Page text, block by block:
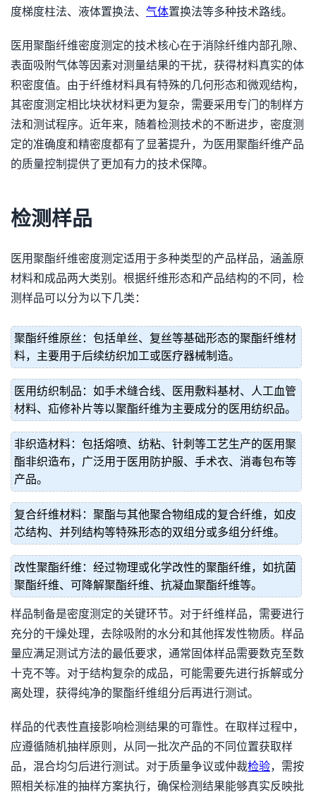
度梯度柱法、液体置换法、 气体置换法等多种技术路线。
医用聚酯纤维密度测定的技术核心在于消除纤维内部孔隙、
表面吸附气体等因素对测量结果的干扰，获得材料真实的体
积密度值。由于纤维材料具有特殊的几何形态和微观结构，
其密度测定相比块状材料更为复杂，需要采用专门的制样方
法和测试程序。近年来，随着检测技术的不断进步，密度测
定的准确度和精密度都有了显著提升，为医用聚酯纤维产品
的质量控制提供了更加有力的技术保障。
检测样品
医用聚酯纤维密度测定适用于多种类型的产品样品，涵盖原
材料和成品两大类别。根据纤维形态和产品结构的不同，检
测样品可以分为以下几类：
聚酯纤维原丝：包括单丝、复丝等基础形态的聚酯纤维材
料，主要用于后续纺织加工或医疗器械制造。
医用纺织制品：如手术缝合线、医用敷料基材、人工血管
材料、疝修补片等以聚酯纤维为主要成分的医用纺织品。
非织造材料：包括熔喷、纺粘、针刺等工艺生产的医用聚
酯非织造布，广泛用于医用防护服、手术衣、消毒包布等
产品。
复合纤维材料：聚酯与其他聚合物组成的复合纤维，如皮
芯结构、并列结构等特殊形态的双组分或多组分纤维。
改性聚酯纤维：经过物理或化学改性的聚酯纤维，如抗菌
聚酯纤维、可降解聚酯纤维、抗凝血聚酯纤维等。
样品制备是密度测定的关键环节。对于纤维样品，需要进行
充分的干燥处理，去除吸附的水分和其他挥发性物质。样品
量应满足测试方法的最低要求，通常固体样品需要数克至数
十克不等。对于结构复杂的成品，可能需要先进行拆解或分
离处理，获得纯净的聚酯纤维组分后再进行测试。
样品的代表性直接影响检测结果的可靠性。在取样过程中，
应遵循随机抽样原则，从同一批次产品的不同位置获取样
品，混合均匀后进行测试。对于质量争议或仲裁检验，需按
照相关标准的抽样方案执行，确保检测结果能够真实反映批